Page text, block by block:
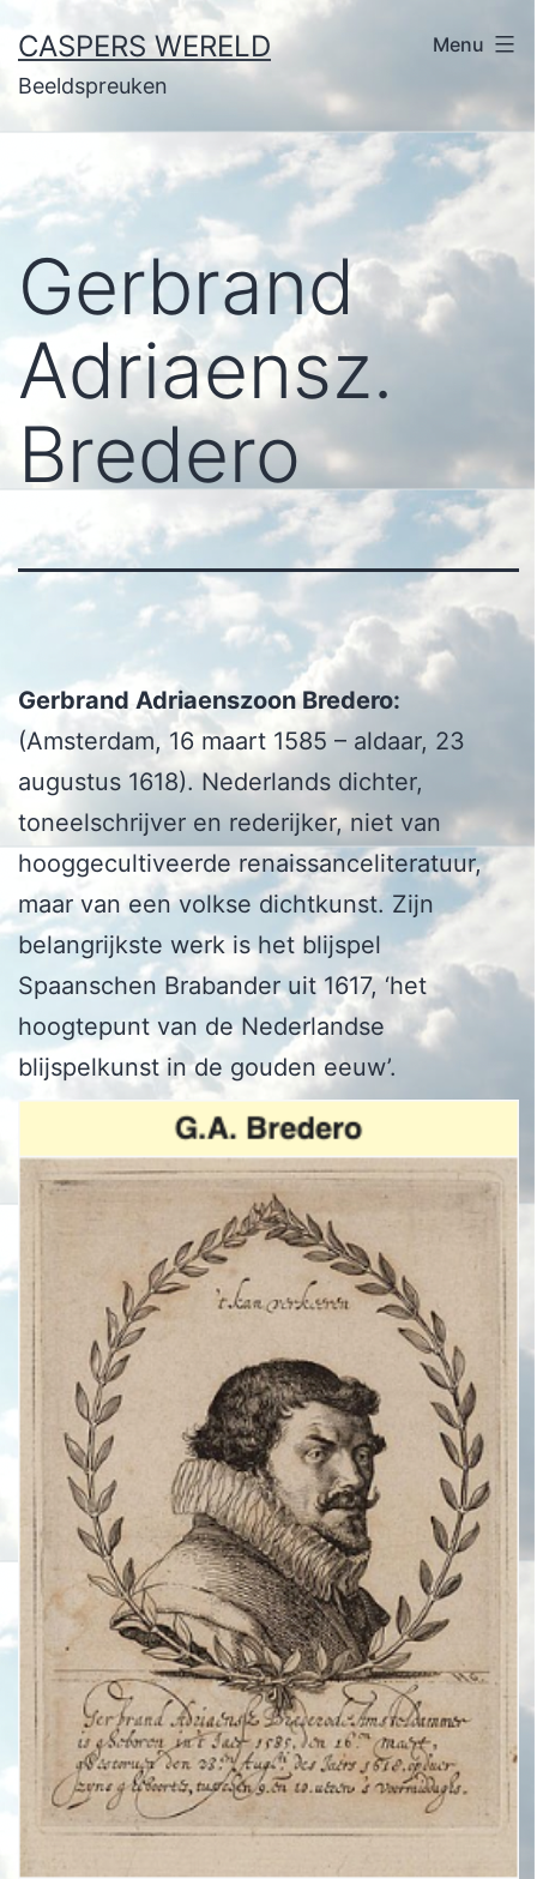
naar
de
inhoud
CASPERS WERELD
Beeldspreuken
Menu
Gerbrand
Adriaensz.
Bredero
Gerbrand Adriaenszoon Bredero:
(Amsterdam, 16 maart 1585 – aldaar, 23
augustus 1618). Nederlands dichter,
toneelschrijver en rederijker, niet van
hooggecultiveerde renaissanceliteratuur,
maar van een volkse dichtkunst. Zijn
belangrijkste werk is het blijspel
Spaanschen Brabander uit 1617, ‘het
hoogtepunt van de Nederlandse
blijspelkunst in de gouden eeuw’.